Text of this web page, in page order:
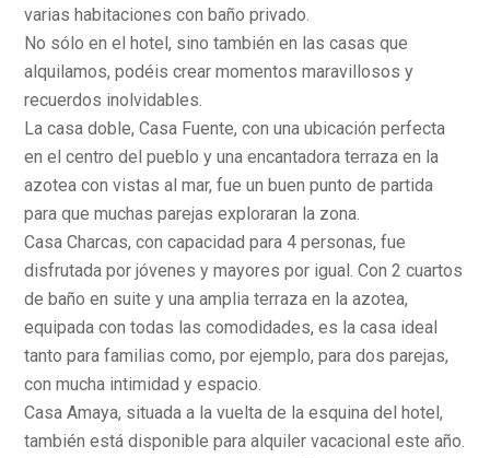
varias habitaciones con baño privado.
No sólo en el hotel, sino también en las casas que
alquilamos, podéis crear momentos maravillosos y
recuerdos inolvidables.
La casa doble, Casa Fuente, con una ubicación perfecta
en el centro del pueblo y una encantadora terraza en la
azotea con vistas al mar, fue un buen punto de partida
para que muchas parejas exploraran la zona.
Casa Charcas, con capacidad para 4 personas, fue
disfrutada por jóvenes y mayores por igual. Con 2 cuartos
de baño en suite y una amplia terraza en la azotea,
equipada con todas las comodidades, es la casa ideal
tanto para familias como, por ejemplo, para dos parejas,
con mucha intimidad y espacio.
Casa Amaya, situada a la vuelta de la esquina del hotel,
también está disponible para alquiler vacacional este año.